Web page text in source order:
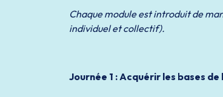
Chaque module est introduit de
individuel et collectif).
Journée 1 : Acquérir les bases